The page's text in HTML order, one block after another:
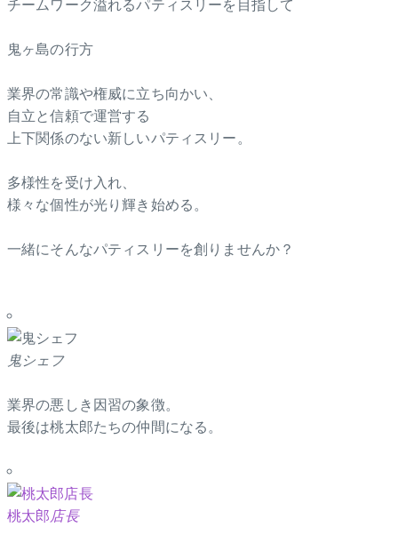
チームワーク溢れるパティスリーを目指して
鬼ヶ島の行方
業界の常識や権威に立ち向かい、
自立と信頼で運営する
上下関係のない新しいパティスリー。
多様性を受け入れ、
様々な個性が光り輝き始める。
一緒にそんなパティスリーを創りませんか？
鬼シェフ
業界の悪しき因習の象徴。
最後は桃太郎たちの仲間になる。
桃太郎店長